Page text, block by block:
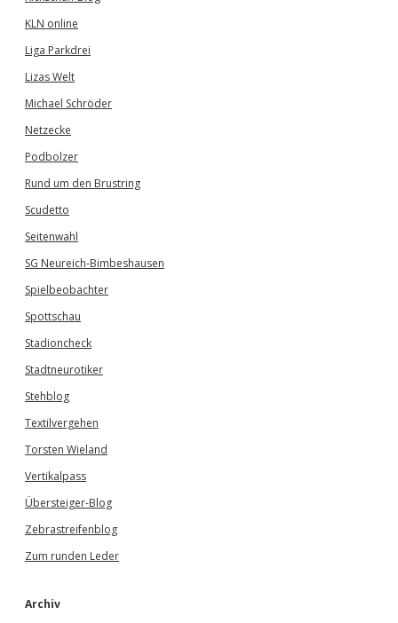
KLN online
Liga Parkdrei
Lizas Welt
Michael Schröder
Netzecke
Podbolzer
Rund um den Brustring
Scudetto
Seitenwahl
SG Neureich-Bimbeshausen
Spielbeobachter
Spottschau
Stadioncheck
Stadtneurotiker
Stehblog
Textilvergehen
Torsten Wieland
Vertikalpass
Übersteiger-Blog
Zebrastreifenblog
Zum runden Leder
Archiv